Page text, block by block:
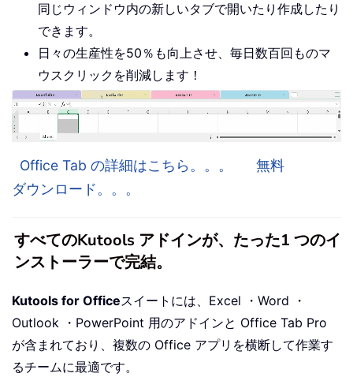
同じウィンドウ内の新しいタブで開いたり作成したり
できます。
日々の生産性を50％も向上させ、毎日数百回ものマ
ウスクリックを削減します！
Office Tab の詳細はこちら。。。
無料
ダウンロード。。。
すべてのKutools アドインが、たった1 つのイ
ンストーラーで完結。
Kutools for Officeスイートには、Excel ・Word ・
Outlook ・PowerPoint 用のアドインと Office Tab Pro
が含まれており、複数の Office アプリを横断して作業す
るチームに最適です。